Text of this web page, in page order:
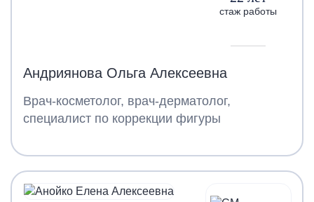
стаж работы
Андриянова Ольга Алексеевна
Врач-косметолог, врач-дерматолог,
специалист по коррекции фигуры